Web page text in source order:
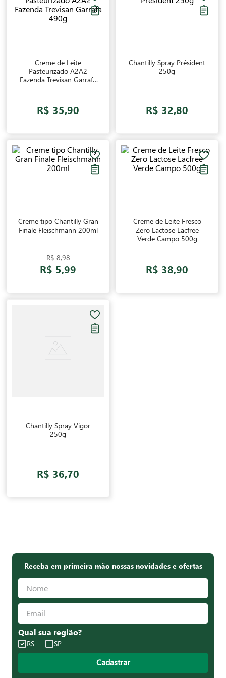
qualidade!
Creme de Leite
Pasteurizado A2A2
Fazenda Trevisan Garrafa
R$ 35,90
Chantilly Spray Président
250g
R$ 32,80
Creme tipo Chantilly Gran
Finale Fleischmann 200ml
R$ 8,98
R$ 5,99
Creme de Leite Fresco
Zero Lactose Lacfree
Verde Campo 500g
R$ 38,90
Chantilly Spray Vigor
250g
R$ 36,70
Receba em primeira mão nossas novidades e ofertas
Qual sua região?
RS SP
Cadastrar